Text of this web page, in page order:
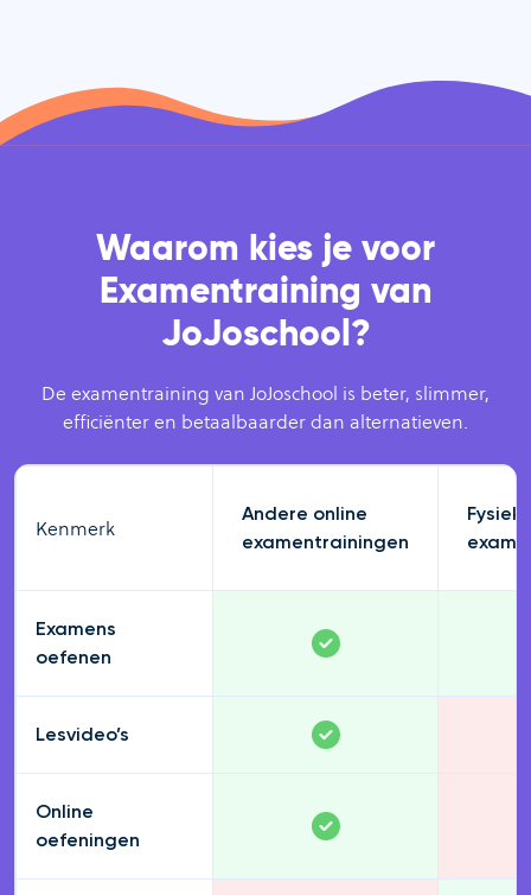
Waarom kies je voor
Examentraining van
JoJoschool?
De examentraining van JoJoschool is beter, slimmer,
efficiënter en betaalbaarder dan alternatieven.
Kenmerk
Andere online
examentrainingen
Fysieke
Examens
oefenen
Lesvideo’s
Online
oefeningen